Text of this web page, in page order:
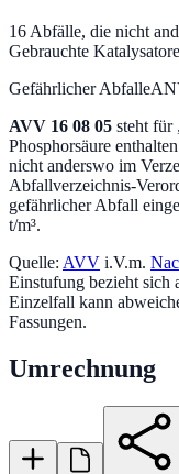
16 Abfälle, die nicht
Gebrauchte
Gefährlicher Abfall
AVV 16 08 05 steht für
Phosphorsäure enthalten
nicht anderswo im
Abfallverzeichnis-
gefährlicher Abfall
t/m³.
Quelle: AVV i.V.m.
Einstufung bezieht sich
Einzelfall kann
Fassungen.
Umrechnung